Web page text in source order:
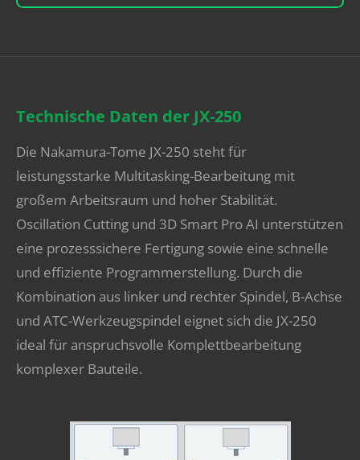
Technische Daten der JX-250
Die Nakamura-Tome JX-250 steht für
leistungsstarke Multitasking-Bearbeitung mit
großem Arbeitsraum und hoher Stabilität.
Oscillation Cutting und 3D Smart Pro AI unterstützen
eine prozesssichere Fertigung sowie eine schnelle
und effiziente Programmerstellung. Durch die
Kombination aus linker und rechter Spindel, B-Achse
und ATC-Werkzeugspindel eignet sich die JX-250
ideal für anspruchsvolle Komplettbearbeitung
komplexer Bauteile.